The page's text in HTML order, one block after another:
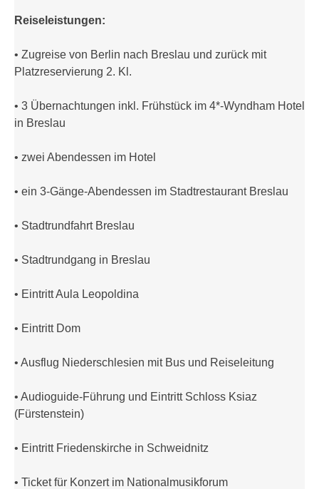
Reiseleistungen:
• Zugreise von Berlin nach Breslau und zurück mit
Platzreservierung 2. Kl.
• 3 Übernachtungen inkl. Frühstück im 4*-Wyndham Hotel
in Breslau
• zwei Abendessen im Hotel
• ein 3-Gänge-Abendessen im Stadtrestaurant Breslau
• Stadtrundfahrt Breslau
• Stadtrundgang in Breslau
• Eintritt Aula Leopoldina
• Eintritt Dom
• Ausflug Niederschlesien mit Bus und Reiseleitung
• Audioguide-Führung und Eintritt Schloss Ksiaz
(Fürstenstein)
• Eintritt Friedenskirche in Schweidnitz
• Ticket für Konzert im Nationalmusikforum